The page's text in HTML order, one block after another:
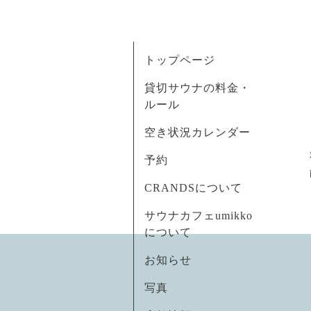
トップページ
貸切サウナの料金・
ルール
空き状況カレンダー
予約
CRANDSについて
サウナカフェumikko
について
お知らせ
写真